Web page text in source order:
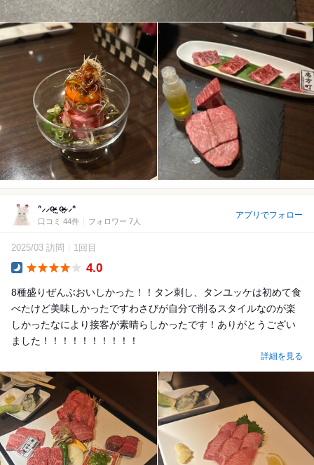
ᐢ⸝⸝o̴̶̷̤ ̫ o̴̶̷̤⸝⸝ᐢ
口コミ 44件 フォロワー 7人
アプリでフォロー
2025/03 訪問 1回目
4.0
8種盛りぜんぶおいしかった！！タン刺し、タンユッケは初めて食
べたけど美味しかったですわさびが自分で削るスタイルなのが楽
しかったなにより接客が素晴らしかったです！ありがとうござい
ました！！！！！！！！！！
詳細を見る